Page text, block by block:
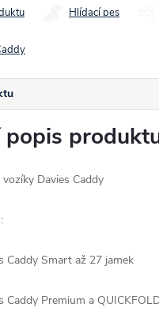
Hlídací pes
popis
Davies Caddy
Caddy Smart až 27 jamek
Caddy Premium a